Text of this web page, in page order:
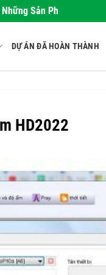
Sản Phẩm Đẹp, Chất
DỰ ÁN ĐÃ HOÀN THÀNH
HD2022